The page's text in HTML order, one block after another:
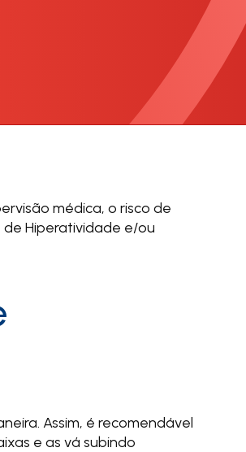
médica, o risco de
Hiperatividade e/ou
Assim, é recomendável
e as vá subindo